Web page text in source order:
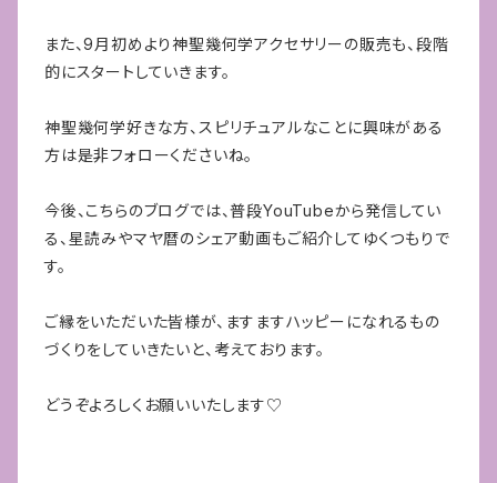
また、9月初めより神聖幾何学アクセサリーの販売も、段階
的にスタートしていきます。
神聖幾何学好きな方、スピリチュアルなことに興味がある
方は是非フォローくださいね。
今後、こちらのブログでは、普段YouTubeから発信してい
る、星読みやマヤ暦のシェア動画もご紹介してゆくつもりで
す。
ご縁をいただいた皆様が、ますますハッピーになれるもの
づくりをしていきたいと、考えております。
どうぞよろしくお願いいたします♡